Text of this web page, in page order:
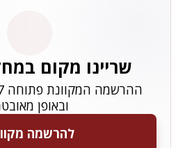
שריינו מקום
ובאופן
להרשמה